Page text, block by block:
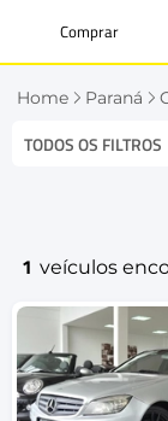
Comprar
Home Paraná
TODOS OS FILTROS
1 veículos